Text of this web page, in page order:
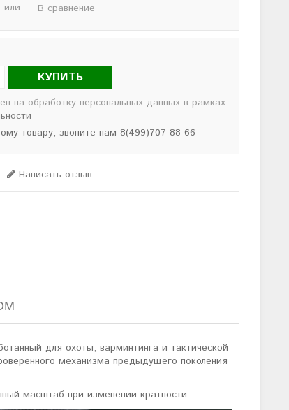
или - В сравнение
КУПИТЬ
на обработку персональных данных в рамках
товару, звоните нам 8(499)707-88-66
Написать отзыв
для охоты, варминтинга и тактической
механизма предыдущего поколения
масштаб при изменении кратности.